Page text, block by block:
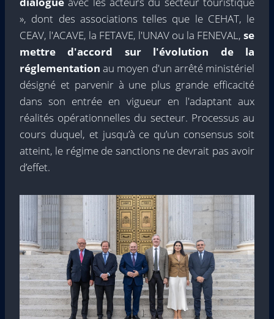
», dont des associations telles que le CEHAT, le
CEAV, l'ACAVE, la FETAVE, l'UNAV ou la FENEVAL, se
mettre d'accord sur l'évolution de la
réglementation au moyen d'un arrêté ministériel
désigné et parvenir à une plus grande efficacité
dans son entrée en vigueur en l'adaptant aux
réalités opérationnelles du secteur. Processus au
cours duquel, et jusqu’à ce qu’un consensus soit
atteint, le régime de sanctions ne devrait pas avoir
d’effet.